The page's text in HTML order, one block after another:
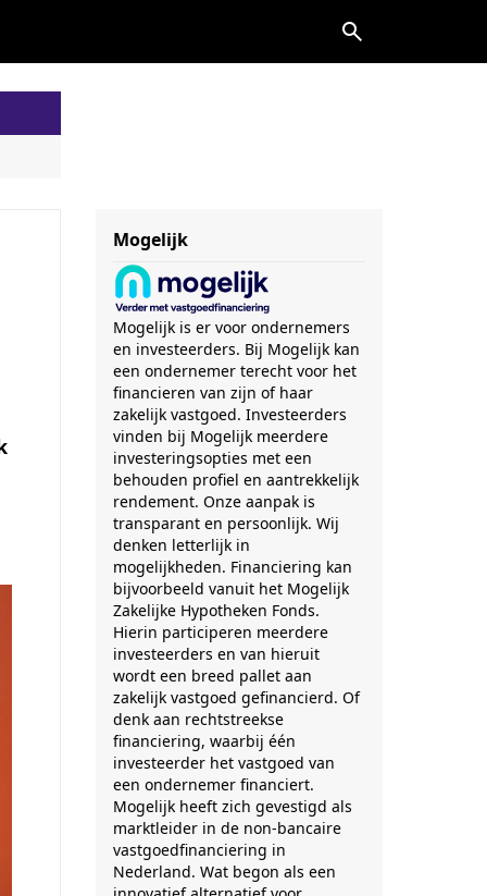
Mogelijk
Mogelijk is er voor ondernemers
en investeerders. Bij Mogelijk kan
een ondernemer terecht voor het
financieren van zijn of haar
zakelijk vastgoed. Investeerders
vinden bij Mogelijk meerdere
investeringsopties met een
behouden profiel en aantrekkelijk
rendement. Onze aanpak is
transparant en persoonlijk. Wij
denken letterlijk in
mogelijkheden. Financiering kan
bijvoorbeeld vanuit het Mogelijk
Zakelijke Hypotheken Fonds.
Hierin participeren meerdere
investeerders en van hieruit
wordt een breed pallet aan
zakelijk vastgoed gefinancierd. Of
denk aan rechtstreekse
financiering, waarbij één
investeerder het vastgoed van
een ondernemer financiert.
Mogelijk heeft zich gevestigd als
marktleider in de non-bancaire
vastgoedfinanciering in
Nederland. Wat begon als een